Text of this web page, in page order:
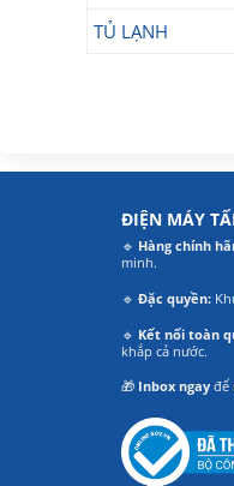
TỦ LẠNH
9.500.000₫. là:
7.490.000₫.
ĐIỆN MÁY
🔹 Hàng chính
minh.
🔹 Đặc quyền:
🔹 Kết nối toàn
khắp cả nước.
🎁 Inbox ngayđể